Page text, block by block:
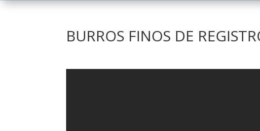
BURROS FINOS DE